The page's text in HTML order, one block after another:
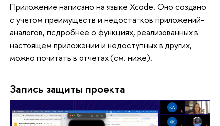
Приложение написано на языке Xcode. Оно создано
с учетом преимуществ и недостатков приложений-
аналогов, подробнее о функциях, реализованных в
настоящем приложении и недоступных в других,
можно почитать в отчетах (см. ниже).
Запись защиты проекта